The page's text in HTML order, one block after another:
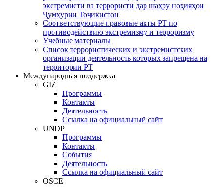
экстремистӣ ва террористӣ дар шаҳру ноҳияҳои
Ҷумҳурии Тоҷикистон
Соответствующие правовые акты РТ по
противодействию экстремизму и терроризму
Учебные материалы
Список террористических и экстремистских
организаций деятельность которых запрещена на
территории РТ
Международная поддержка
GIZ
Программы
Контакты
Деятельность
Ссылка на официальный сайт
UNDP
Программы
Контакты
События
Деятельность
Ссылка на официальный сайт
OSCE